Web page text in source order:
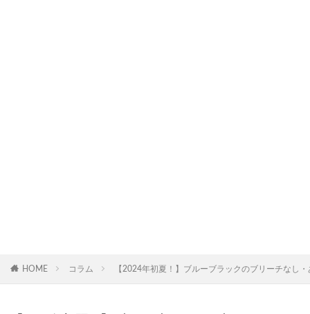
HOME コラム 【2024年初夏！】ブルーブラックのブリーチなし